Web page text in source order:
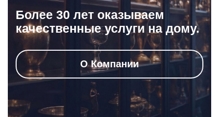
Более 30 лет оказываем
качественные услуги на дому.
О Компании